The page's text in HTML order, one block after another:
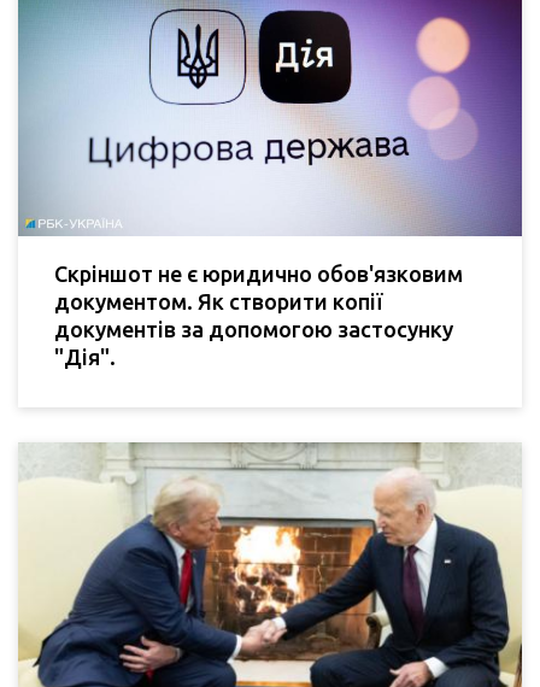
Скріншот не є юридично обов'язковим
документом. Як створити копії
документів за допомогою застосунку
"Дія".